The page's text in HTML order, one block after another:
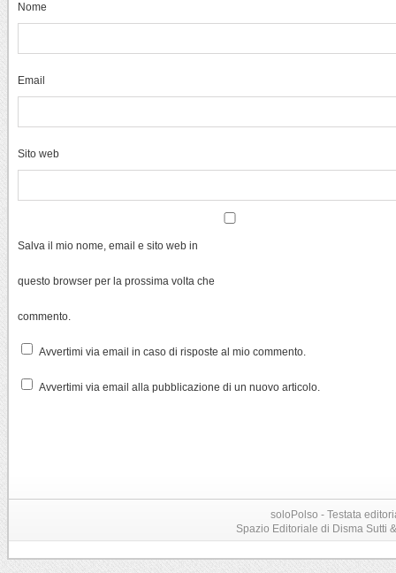
Nome
Email
Sito web
Salva il mio nome, email e sito web in
questo browser per la prossima volta che
commento.
Avvertimi via email in caso di risposte al mio commento.
Avvertimi via email alla pubblicazione di un nuovo articolo.
soloPolso - Testata
Spazio Editoriale di Disma Sutti